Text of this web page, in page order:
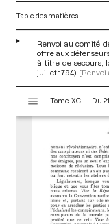
Table des matières
Renvoi au comité
offre aux
à titre de secours,
juillet 1794) [Renvoi
s